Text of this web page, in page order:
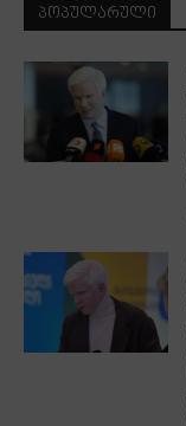
ᲞᲝᲞᲣᲚᲐᲠᲣᲚᲘ